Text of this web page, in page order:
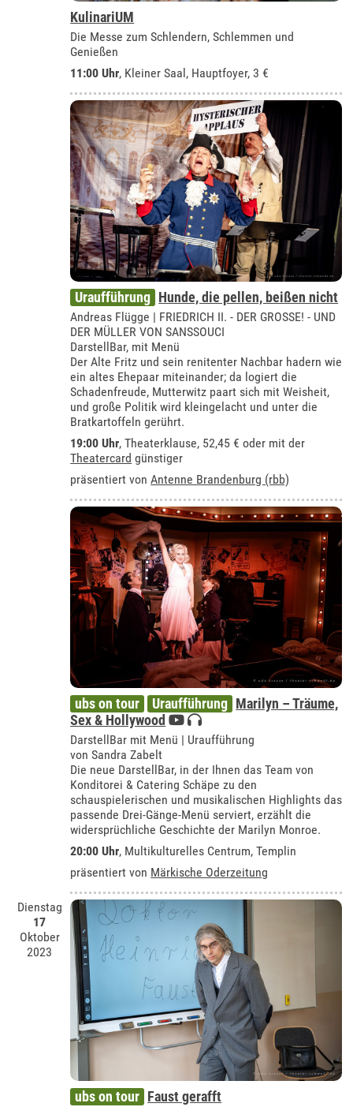
KulinariUM
Die Messe zum Schlendern, Schlemmen und
Genießen
11:00 Uhr, Kleiner Saal, Hauptfoyer, 3 €
Uraufführung Hunde, die pellen, beißen nicht
Andreas Flügge | FRIEDRICH II. - DER GROSSE! - UND
DER MÜLLER VON SANSSOUCI
DarstellBar, mit Menü
Der Alte Fritz und sein renitenter Nachbar hadern wie
ein altes Ehepaar miteinander; da logiert die
Schadenfreude, Mutterwitz paart sich mit Weisheit,
und große Politik wird kleingelacht und unter die
Bratkartoffeln gerührt.
19:00 Uhr,Theaterklause, 52,45 € oder mit der
Theatercard günstiger
präsentiert vonAntenne Brandenburg (rbb)
ubs on tour Uraufführung Marilyn – Träume,
Sex & Hollywood
DarstellBar mit Menü | Uraufführung
von Sandra Zabelt
Die neue DarstellBar, in der Ihnen das Team von
Konditorei & Catering Schäpe zu den
schauspielerischen und musikalischen Highlights das
passende Drei-Gänge-Menü serviert, erzählt die
widersprüchliche Geschichte der Marilyn Monroe.
20:00 Uhr, Multikulturelles Centrum, Templin
präsentiert von Märkische Oderzeitung
Dienstag
17
Oktober
2023
ubs on tour Faust gerafft